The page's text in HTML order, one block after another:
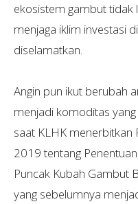
ekosistem gambut tidak
menjaga iklim investasi
diselamatkan.
Angin pun ikut berubah
menjadi komoditas
saat KLHK menerbitkan
2019 tentang
Puncak Kubah Gambut
yang sebelumnya